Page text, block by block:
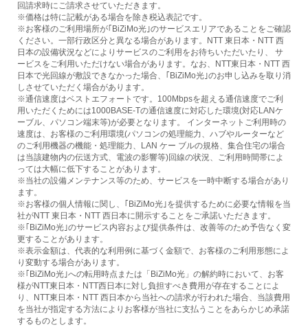
回請求時にご請求させていただきます。
※価格は特に記載がある場合を除き税込表記です。
※お客様のご利用場所が｢BiZiMo光｣のサービスエリアであることをご確認
ください。一部行政区分と異なる場合があります。NTT 東日本・NTT 西
日本の設備状況などによりサービスのご利用をお待ちいただいたり、 サ
ービスをご利用いただけない場合があります。なお、NTT東日本・NTT 西
日本で光回線が敷設できなかった場合、｢BiZiMo光｣のお申し込みを取り消
しさせていただく場合があります。
※通信速度はベストエフォートです。100Mbpsを超える通信速度でご利
用いただくためには1000BASE-Tの通信速度に対応した環境(対応LANケ
ーブル、パソコン端末等)が必要となります。 インターネットご利用時の
速度は、お客様のご利用環境(パソコンの処理能力、ハブやルーターなど
のご利用機器の機能・処理能力、LAN ケー ブルの規格、集合住宅の場合
は当該建物内の伝送方式、電波の影響等)回線の状況、ご利用時間帯によ
っては大幅に低下することがあります。
※当社の設備メンテナンス等のため、サービスを一時中断する場合があり
ます。
※お客様の個人情報に関し、｢BiZiMo光｣を提供するために必要な情報を当
社がNTT 東日本・NTT 西日本に開示することをご承諾いただきます。
※｢BiZiMo光｣のサービス内容および提供条件は、改善等のため予告なく変
更することがあります。
※表示金額は、代表的な利用例に基づく金額で、お客様のご利用形態によ
り変動する場合があります。
※｢BiZiMo光｣への転用時点または「BiZiMo光」の解約時において、お客
様がNTT東日本・NTT西日本に対し負担すべき費用が存在することによ
り、NTT東日本・NTT 西日本から当社への請求が行われた場合、当該費用
を当社が指定する方法によりお客様が当社に支払うことをあらかじめ承諾
するものとします。